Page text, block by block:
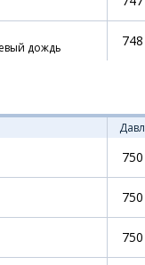
дождь
748
Давл
750
750
750